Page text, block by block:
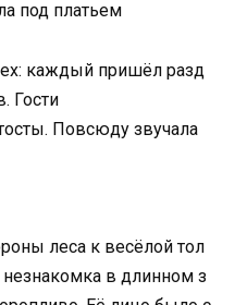
под платьем
каждый пришёл разд
Гости
Повсюду звучала
леса к весёлой тол
незнакомка в длинном з